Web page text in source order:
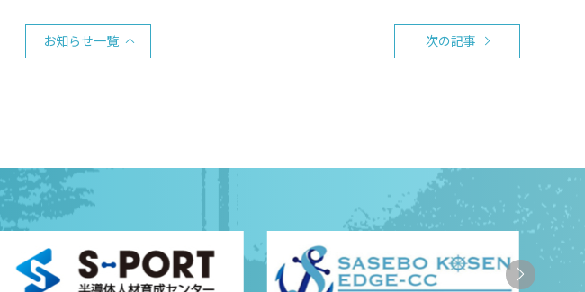
お知らせ一覧 次の記事